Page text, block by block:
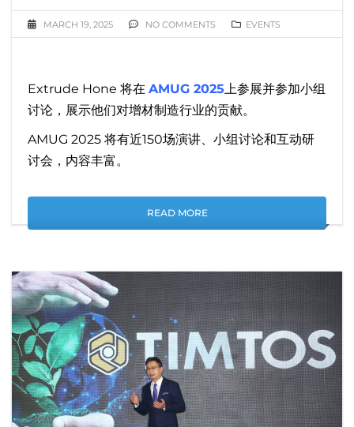
MARCH 19, 2025 NO COMMENTS EVENTS
Extrude Hone 将在 AMUG 2025 上参展并参加小组
讨论，展示他们对增材制造行业的贡献。
AMUG 2025 将有近150场演讲、小组讨论和互动研
讨会，内容丰富。
READ MORE